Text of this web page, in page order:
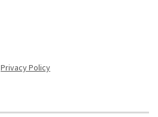
Privacy Policy